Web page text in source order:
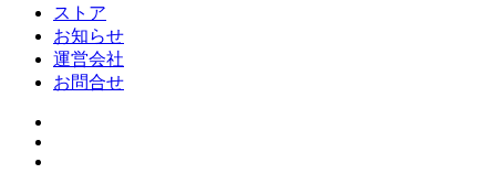
ストア
お知らせ
運営会社
お問合せ